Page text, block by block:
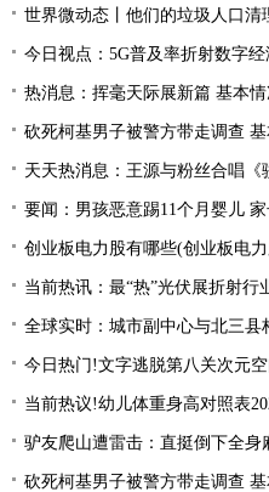
世界微动态丨他们的垃圾人口清理计划？
今日视点：5G普及率折射数字
热消息：挥毫天际展新篇 基本
砍死柯基男子被警方带走调查
天天热消息：王源与粉丝合唱
要闻：男孩恶意踢11个月婴儿
创业板电力股有哪些(创业板电
当前热讯：最“热”光伏展折射行业新动向
全球实时：城市副中心与北三县构建新管
今日热门!文字逃脱第八关次元
当前热议!幼儿体重身高对照表
驴友爬山遭雷击：直挺倒下全身
砍死柯基男子被警方带走调查